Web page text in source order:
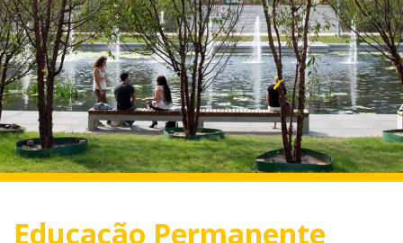
Educação Permanente